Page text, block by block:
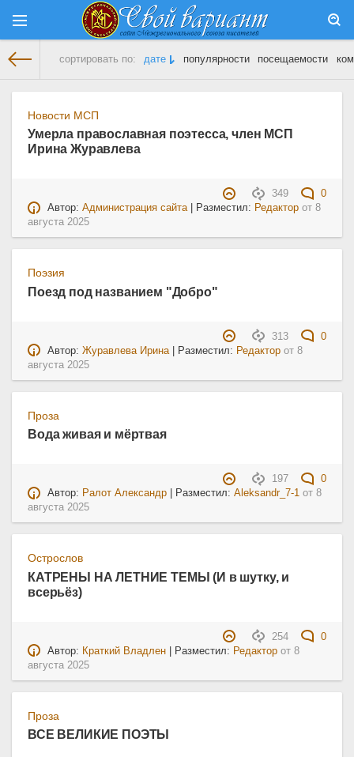
сортировать по: дате популярности посещаемости
Новости МСП
Умерла православная поэтесса, член МСП
Ирина Журавлева
349
0
Автор:Администрация сайта| Разместил: Редактор от8
августа 2025
Поэзия
Поезд под названием "Добро"
313
0
Автор:Журавлева Ирина| Разместил: Редактор от8
августа 2025
Проза
Вода живая и мёртвая
197
0
Автор: Ралот Александр | Разместил:Aleksandr_7-1 от8
августа 2025
Острослов
КАТРЕНЫ НА ЛЕТНИЕ ТЕМЫ (И в шутку, и
всерьёз)
254
0
Автор: Краткий Владлен | Разместил: Редактор от8
августа 2025
Проза
ВСЕ ВЕЛИКИЕ ПОЭТЫ